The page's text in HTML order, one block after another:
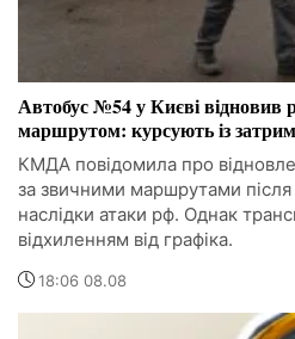
Автобус №54 у Києві відновив
маршрутом: курсують із
КМДА повідомила про
за звичними маршрутами
наслідки атаки рф. Однак
відхиленням від графіка.
18:06 08.08